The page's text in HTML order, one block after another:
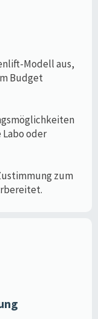
Modell aus,
Budget
oder
zum